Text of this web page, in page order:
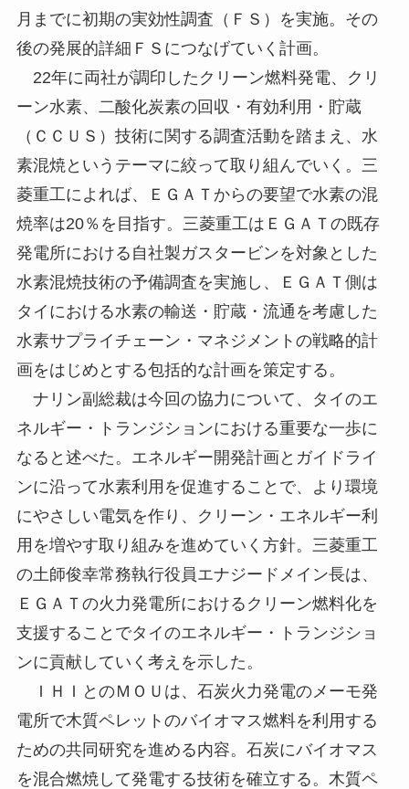
月までに初期の実効性調査（ＦＳ）を実施。その
後の発展的詳細ＦＳにつなげていく計画。
22年に両社が調印したクリーン燃料発電、クリ
ーン水素、二酸化炭素の回収・有効利用・貯蔵
（ＣＣＵＳ）技術に関する調査活動を踏まえ、水
素混焼というテーマに絞って取り組んでいく。三
菱重工によれば、ＥＧＡＴからの要望で水素の混
焼率は20％を目指す。三菱重工はＥＧＡＴの既存
発電所における自社製ガスタービンを対象とした
水素混焼技術の予備調査を実施し、ＥＧＡＴ側は
タイにおける水素の輸送・貯蔵・流通を考慮した
水素サプライチェーン・マネジメントの戦略的計
画をはじめとする包括的な計画を策定する。
ナリン副総裁は今回の協力について、タイのエ
ネルギー・トランジションにおける重要な一歩に
なると述べた。エネルギー開発計画とガイドライ
ンに沿って水素利用を促進することで、より環境
にやさしい電気を作り、クリーン・エネルギー利
用を増やす取り組みを進めていく方針。三菱重工
の土師俊幸常務執行役員エナジードメイン長は、
ＥＧＡＴの火力発電所におけるクリーン燃料化を
支援することでタイのエネルギー・トランジショ
ンに貢献していく考えを示した。
ＩＨＩとのＭＯＵは、石炭火力発電のメーモ発
電所で木質ペレットのバイオマス燃料を利用する
ための共同研究を進める内容。石炭にバイオマス
を混合燃焼して発電する技術を確立する。木質ペ